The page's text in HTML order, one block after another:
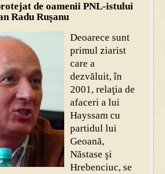
de oamenii PNL-istului
Radu Ruşanu
Deoarece sunt
primul ziarist
care a
dezvăluit, în
2001, relaţia de
afaceri a lui
Hayssam cu
partidul lui
Geoană,
Năstase şi
Hrebenciuc, se